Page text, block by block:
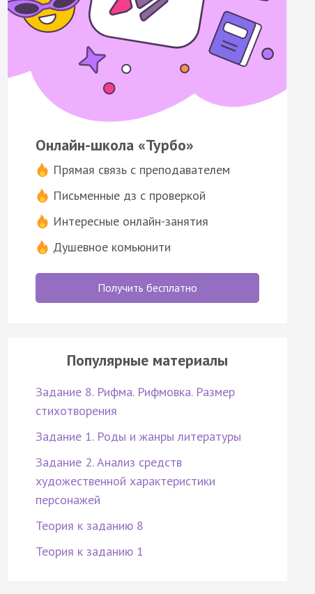
Онлайн-школа «Турбо»
Прямая связь с преподавателем
Письменные дз с проверкой
Интересные онлайн-занятия
Душевное комьюнити
Получить бесплатно
Популярные материалы
Задание 8. Рифма. Рифмовка. Размер
стихотворения
Задание 1. Роды и жанры литературы
Задание 2. Анализ средств
художественной характеристики
персонажей
Теория к заданию 8
Теория к заданию 1